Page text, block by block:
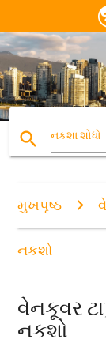
search નકશા શોધો
મુખપૃષ્ઠ
નકશો
વેનકૂવર
નકશો